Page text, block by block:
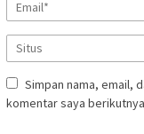
Simpan nama, email,
komentar saya